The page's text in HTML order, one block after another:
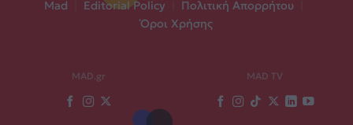
Mad
Editorial Policy Πολιτική Απορρήτου
Όροι Χρήσης
MAD.gr MAD TV